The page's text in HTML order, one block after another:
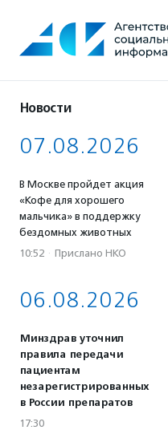
содержанию
Новости
07.08.2026
В Москве пройдет акция
«Кофе для хорошего
мальчика» в поддержку
бездомных животных
10:52 · Прислано НКО
06.08.2026
Минздрав уточнил
правила передачи
пациентам
незарегистрированных
в России препаратов
17:30